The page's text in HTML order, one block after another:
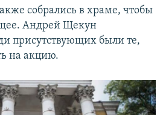
собрались в храме, чтобы
Андрей Щекун
присутствующих были те,
на акцию.